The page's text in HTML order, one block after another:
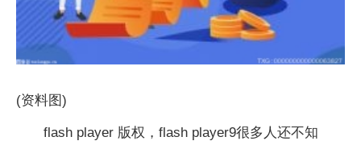
(资料图)
flash player 版权，flash player9很多人还不知